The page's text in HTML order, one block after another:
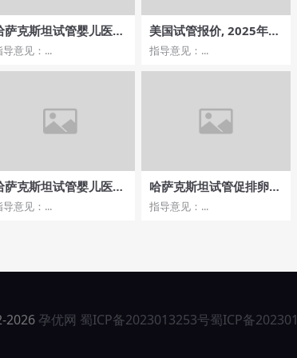
萨克斯坦试管婴儿医院
名哪家医院评价好？
导意见：...
美国试管报价, 2025年最
新价格解析
指导意见：...
萨克斯坦试管婴儿医院
用报销
导意见：...
哈萨克斯坦试管促排卵流
程及费用预算注意事项
指导意见：...
2026 孕优网 蜀ICP备2023013253号蜀ICP备